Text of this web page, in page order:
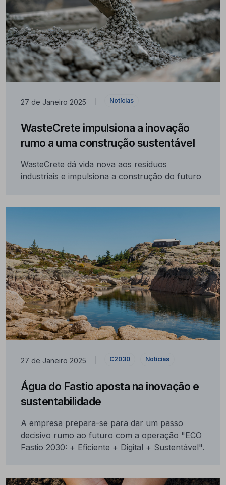
27 de Janeiro 2025 Notícias
WasteCrete impulsiona a inovação
rumo a uma construção sustentável
WasteCrete dá vida nova aos resíduos
industriais e impulsiona a construção do futuro
27 de Janeiro 2025 C2030 Notícias
Água do Fastio aposta na inovação e
sustentabilidade
A empresa prepara-se para dar um passo
decisivo rumo ao futuro com a operação "ECO
Fastio 2030: + Eficiente + Digital + Sustentável".